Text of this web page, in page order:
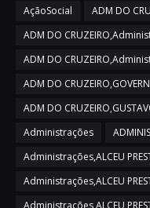
AçãoSocial
ADM DO
ADM DO
ADM DO
ADM DO
ADM DO
Administrações
Administrações,ALCEU
Administrações,ALCEU
Administrações,ALCEU